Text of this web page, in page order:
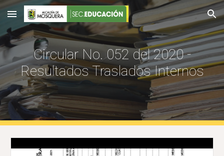
Skip to main content Skip to navigation
Circular No. 052 del 2020 -
Resultados Traslados Internos